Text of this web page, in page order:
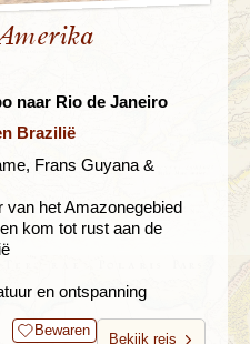
naar Rio de Janeiro
Brazilië
Frans Guyana &
van het Amazonegebied
kom tot rust aan de
en ontspanning
Bewaren
Bekijk reis